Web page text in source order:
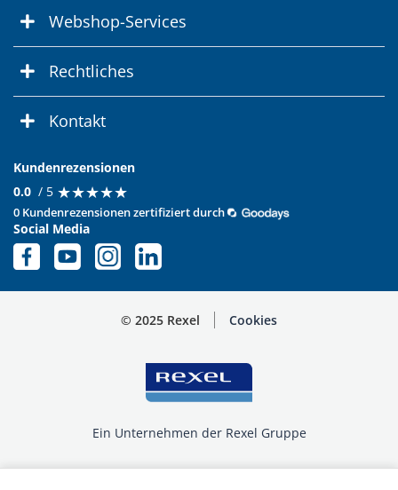
Webshop-Services
Rechtliches
Kontakt
Kundenrezensionen
0.0 / 5 ★★★★★
★★★★★
0 Kundenrezensionen zertifiziert durch
Social Media
© 2025 Rexel Cookies
Ein Unternehmen der Rexel Gruppe